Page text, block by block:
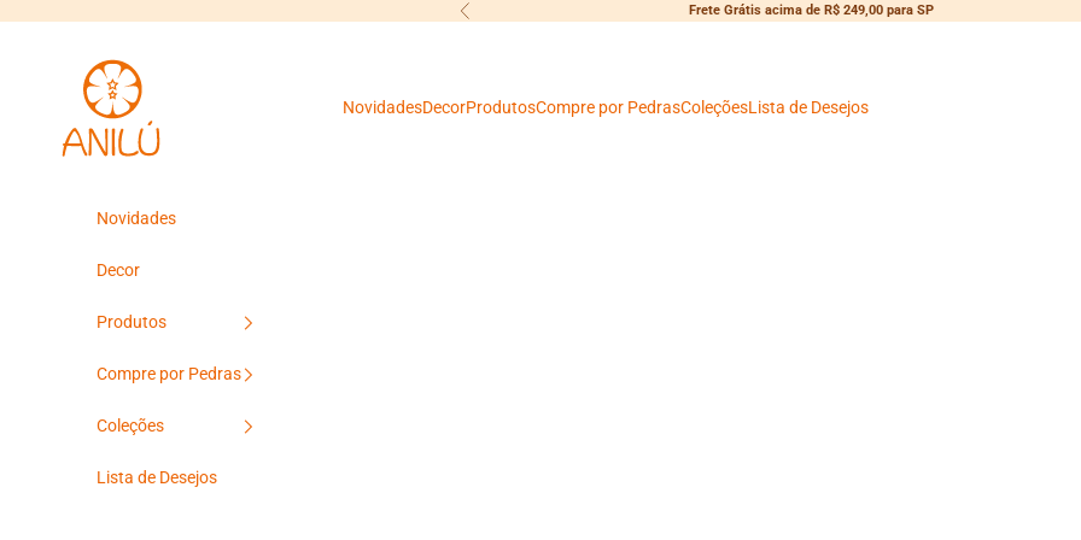
Anterior Frete Grátis acima de R$ 249,00 para SP
Anilú
NovidadesDecorProdutosCompre por PedrasColeçõesLista de Desejos
Novidades
Decor
Produtos
Compre por Pedras
Coleções
Lista de Desejos